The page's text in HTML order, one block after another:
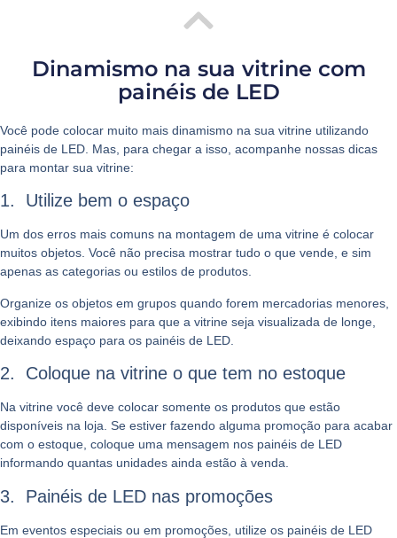
Dinamismo na sua vitrine com
painéis de LED
Você pode colocar muito mais dinamismo na sua vitrine utilizando
painéis de LED. Mas, para chegar a isso, acompanhe nossas dicas
para montar sua vitrine:
1. Utilize bem o espaço
Um dos erros mais comuns na montagem de uma vitrine é colocar
muitos objetos. Você não precisa mostrar tudo o que vende, e sim
apenas as categorias ou estilos de produtos.
Organize os objetos em grupos quando forem mercadorias menores,
exibindo itens maiores para que a vitrine seja visualizada de longe,
deixando espaço para os painéis de LED.
2. Coloque na vitrine o que tem no estoque
Na vitrine você deve colocar somente os produtos que estão
disponíveis na loja. Se estiver fazendo alguma promoção para acabar
com o estoque, coloque uma mensagem nos painéis de LED
informando quantas unidades ainda estão à venda.
3. Painéis de LED nas promoções
Em eventos especiais ou em promoções, utilize os painéis de LED